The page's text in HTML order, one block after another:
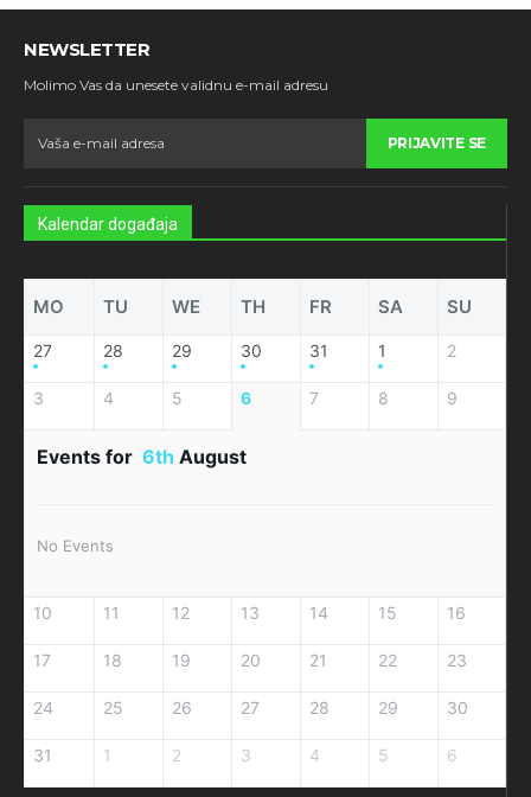
NEWSLETTER
Molimo Vas da unesete validnu e-mail adresu
PRIJAVITE SE
Kalendar događaja
MO TU WE TH FR SA SU
27 28 29 30 31 1 2
3 4 5 6 7 8 9
Events for 6th August
No Events
10 11 12 13 14 15 16
17 18 19 20 21 22 23
24 25 26 27 28 29 30
31 1 2 3 4 5 6